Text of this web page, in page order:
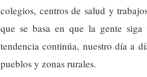
colegios, centros de salud y
que se basa en que la gente
tendencia continúa, nuestro día a
pueblos y zonas rurales.